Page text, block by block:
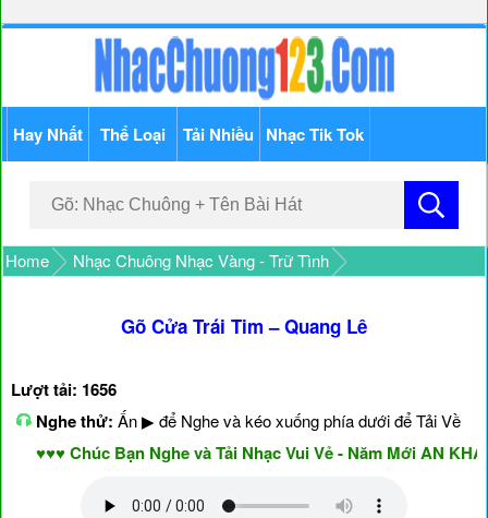
Hay Nhất Thể Loại Tải Nhiều Nhạc Tik Tok
Home Nhạc Chuông Nhạc Vàng - Trữ Tình
Gõ Cửa Trái Tim – Quang Lê
Lượt tải: 1656
Nghe thử: Ấn ▶ để Nghe và kéo xuống phía dưới để Tải Về
♥♥♥ Chúc Bạn Nghe và Tải Nhạc Vui Vẻ - Năm Mới AN